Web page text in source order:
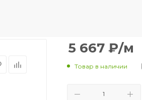
5 667 ₽/м
Товар в наличии